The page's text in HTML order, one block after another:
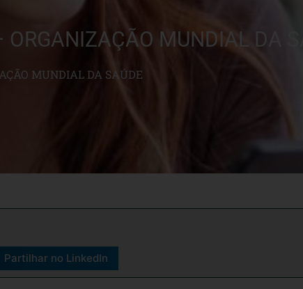
MUNDIAL DA
MUNDIAL DA SAÚDE
Partilhar no LinkedIn